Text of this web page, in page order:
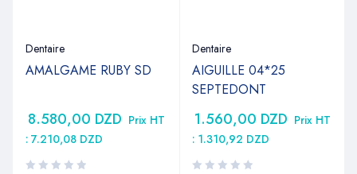
Dentaire
AMALGAME RUBY SD
8.580,00 DZD Prix HT
: 7.210,08 DZD
Dentaire
AIGUILLE 04*25
SEPTEDONT
1.560,00 DZD Prix HT
: 1.310,92 DZD